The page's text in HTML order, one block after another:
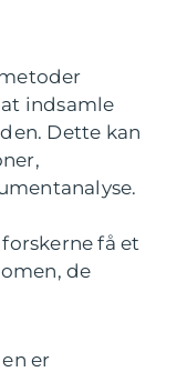
indsamle
Dette kan
få et
de
er